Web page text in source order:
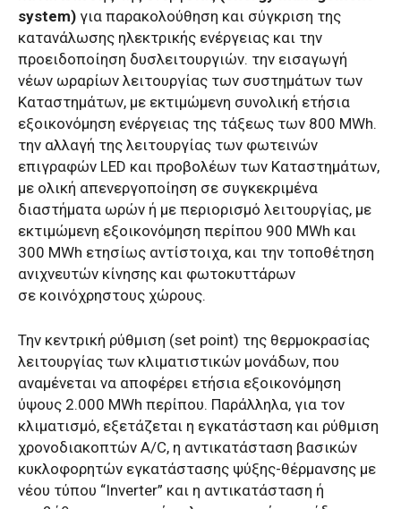
system) για παρακολούθηση και σύγκριση της
κατανάλωσης ηλεκτρικής ενέργειας και την
προειδοποίηση δυσλειτουργιών. την εισαγωγή
νέων ωραρίων λειτουργίας των συστημάτων των
Καταστημάτων, με εκτιμώμενη συνολική ετήσια
εξοικονόμηση ενέργειας της τάξεως των 800 MWh.
την αλλαγή της λειτουργίας των φωτεινών
επιγραφών LED και προβολέων των Καταστημάτων,
με ολική απενεργοποίηση σε συγκεκριμένα
διαστήματα ωρών ή με περιορισμό λειτουργίας, με
εκτιμώμενη εξοικονόμηση περίπου 900 MWh και
300 MWh ετησίως αντίστοιχα, και την τοποθέτηση
ανιχνευτών κίνησης και φωτοκυττάρων
σε κοινόχρηστους χώρους.
Την κεντρική ρύθμιση (set point) της θερμοκρασίας
λειτουργίας των κλιματιστικών μονάδων, που
αναμένεται να αποφέρει ετήσια εξοικονόμηση
ύψους 2.000 MWh περίπου. Παράλληλα, για τον
κλιματισμό, εξετάζεται η εγκατάσταση και ρύθμιση
χρονοδιακοπτών A/C, η αντικατάσταση βασικών
κυκλοφορητών εγκατάστασης ψύξης-θέρμανσης με
νέου τύπου “Inverter” και η αντικατάσταση ή